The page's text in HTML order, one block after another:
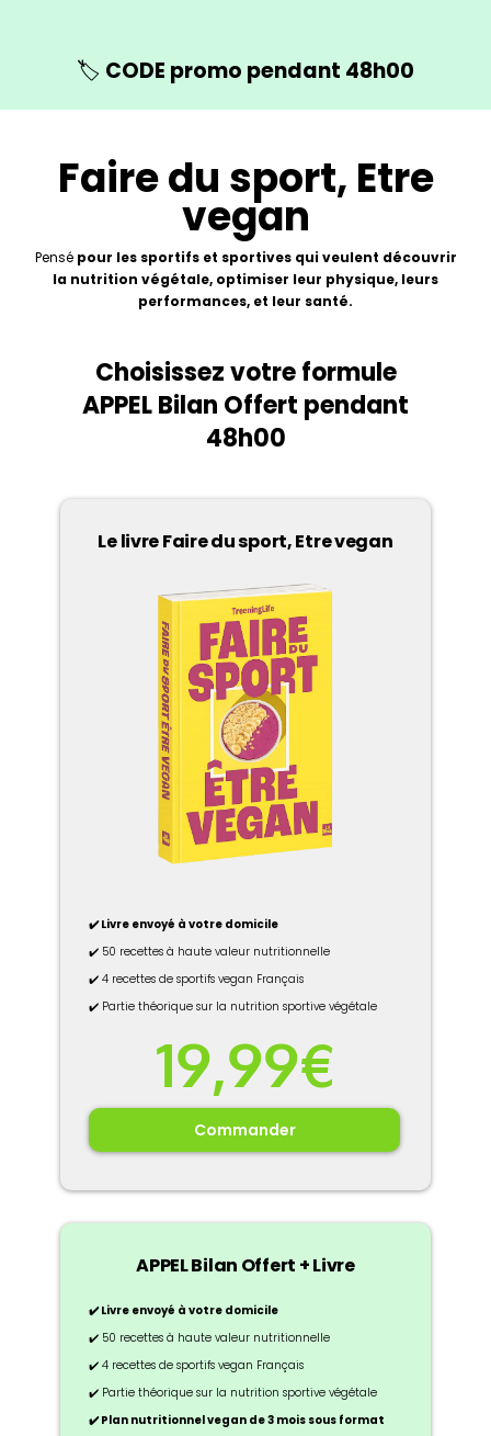
🏷️ CODE promo pendant 48h00
Faire du sport, Etre
vegan
Pensé pour les sportifs et sportives qui veulent découvrir
la nutrition végétale, optimiser leur physique, leurs
performances, et leur santé.
Choisissez votre formule
APPEL Bilan Offert pendant
48h00
Le livre Faire du sport, Etre vegan
✔️ Livre envoyé à votre domicile
✔️ 50 recettes à haute valeur nutritionnelle
✔️ 4 recettes de sportifs vegan Français
✔️ Partie théorique sur la nutrition sportive végétale
19,99€
Commander
APPEL Bilan Offert + Livre
✔️ Livre envoyé à votre domicile
✔️ 50 recettes à haute valeur nutritionnelle
✔️ 4 recettes de sportifs vegan Français
✔️ Partie théorique sur la nutrition sportive végétale
✔️ Plan nutritionnel vegan de 3 mois sous format